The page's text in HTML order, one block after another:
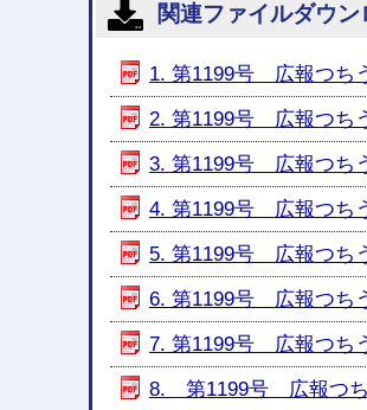
関連ファイルダウン
1. 第1199号 広報つち
2. 第1199号 広報つち
3. 第1199号 広報つち
4. 第1199号 広報つち
5. 第1199号 広報つち
6. 第1199号 広報つち
7. 第1199号 広報つち
8. 第1199号 広報つち